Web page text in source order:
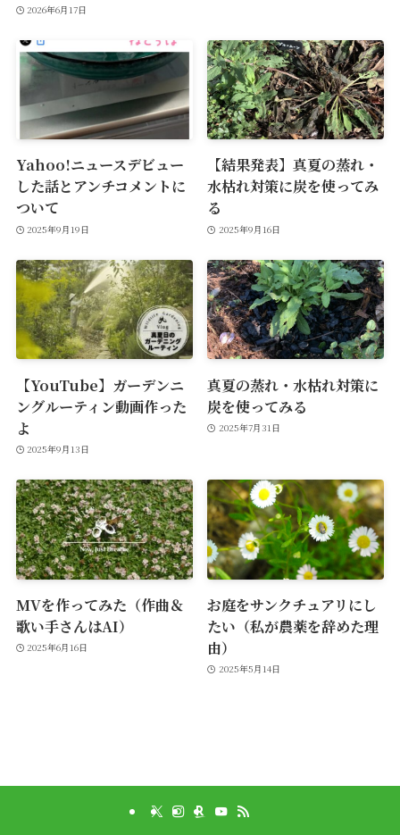
2026年6月17日
Yahoo!ニュースデビュー
した話とアンチコメントに
ついて
2025年9月19日
【結果発表】真夏の蒸れ・
水枯れ対策に炭を使ってみ
る
2025年9月16日
【YouTube】ガーデンニ
ングルーティン動画作った
よ
2025年9月13日
真夏の蒸れ・水枯れ対策に
炭を使ってみる
2025年7月31日
MVを作ってみた（作曲＆
歌い手さんはAI）
2025年6月16日
お庭をサンクチュアリにし
たい（私が農薬を辞めた理
由）
2025年5月14日